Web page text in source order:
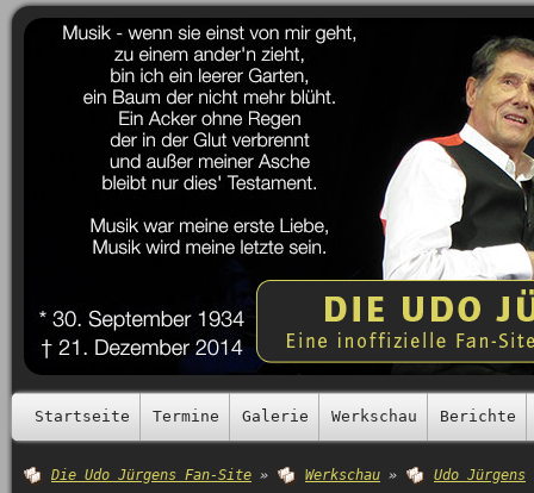
Startseite Termine Galerie Werkschau Berichte
Die Udo Jürgens Fan-Site » Werkschau » Udo Jürgens